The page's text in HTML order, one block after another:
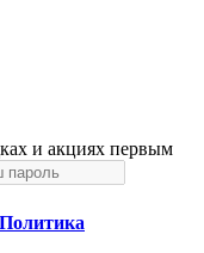
и акциях первым
Политика